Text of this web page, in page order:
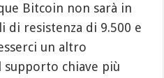
Bitcoin non sarà in
resistenza di 9.500 e
un altro
chiave più